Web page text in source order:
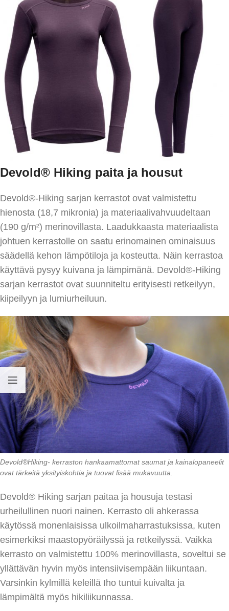
Devold® Hiking paita ja housut
Devold®-Hiking sarjan kerrastot ovat valmistettu
hienosta (18,7 mikronia) ja materiaalivahvuudeltaan
(190 g/m²) merinovillasta. Laadukkaasta materiaalista
johtuen kerrastolle on saatu erinomainen ominaisuus
säädellä kehon lämpötiloja ja kosteutta. Näin kerrastoa
käyttävä pysyy kuivana ja lämpimänä. Devold®-Hiking
sarjan kerrastot ovat suunniteltu erityisesti retkeilyyn,
kiipeilyyn ja lumiurheiluun.
Devold®Hiking- kerraston hankaamattomat saumat ja kainalopaneelit
ovat tärkeitä yksityiskohtia ja tuovat lisää mukavuutta.
Devold® Hiking sarjan paitaa ja housuja testasi
urheilullinen nuori nainen. Kerrasto oli ahkerassa
käytössä monenlaisissa ulkoilmaharrastuksissa, kuten
esimerkiksi maastopyöräilyssä ja retkeilyssä. Vaikka
kerrasto on valmistettu 100% merinovillasta, soveltui se
yllättävän hyvin myös intensiivisempään liikuntaan.
Varsinkin kylmillä keleillä Iho tuntui kuivalta ja
lämpimältä myös hikiliikunnassa.